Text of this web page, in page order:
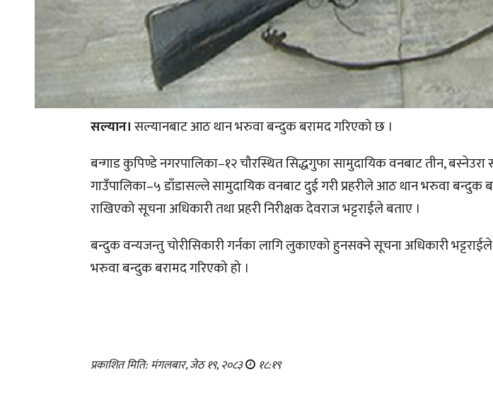
सल्यान।सल्यानबाट आठ थान भरुवा बन्दुक बरामद गरिएको छ ।
बन्गाड कुपिण्डे नगरपालिका–१२ चौरस्थित सिद्धगुफा सामुदायिक वनबाट तीन, बस्नेउरा
गाउँपालिका–५ डाँडासल्ले सामुदायिक वनबाट दुई गरी प्रहरीले आठ थान भरुवा बन्दुक
राखिएको सूचना अधिकारी तथा प्रहरी निरीक्षक देवराज भट्टराईले बताए ।
बन्दुक वन्यजन्तु चोरीसिकारी गर्नका लागि लुकाएको हुनसक्ने सूचना अधिकारी
भरुवा बन्दुक बरामद गरिएको हो ।
प्रकाशित मिति: मंगलबार, जेठ १९, २०८३ १८:१९